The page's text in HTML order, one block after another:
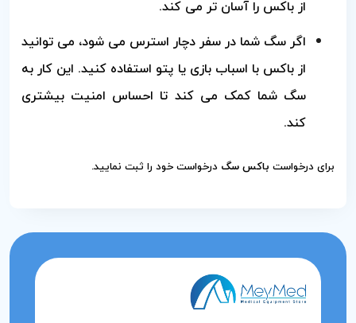
از باکس را آسان تر می کند.
اگر سگ شما در سفر دچار استرس می شود، می توانید
از باکس با اسباب بازی یا پتو استفاده کنید. این کار به
سگ شما کمک می کند تا احساس امنیت بیشتری
کند.
برای درخواست باکس سگ درخواست خود را ثبت نمایید.